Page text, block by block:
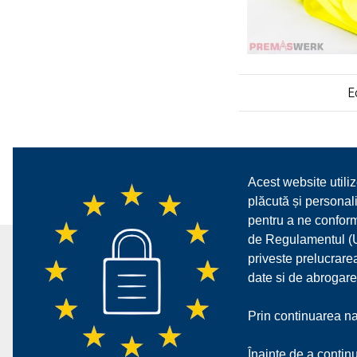
Acest website
plăcută și
pentru a ne
de Regulamentul
priveste
date si de
Prin continuarea